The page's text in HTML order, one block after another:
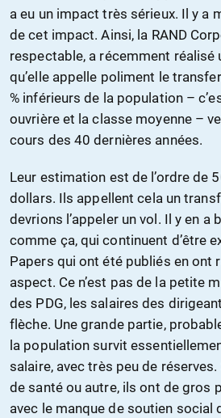
a eu un impact très sérieux. Il y a
de cet impact. Ainsi, la RAND
respectable, a récemment réalisé
qu’elle appelle poliment le
% inférieurs de la population –
ouvrière et la classe moyenne –
cours des 40 dernières années.
Leur estimation est de l’ordre de
dollars. Ils appellent cela un
devrions l’appeler un vol. Il y en a
comme ça, qui continuent d’être
Papers qui ont été publiés en ont
aspect. Ce n’est pas de la petite
des PDG, les salaires des
flèche. Une grande partie,
la population survit
salaire, avec très peu de
de santé ou autre, ils ont de gros
avec le manque de soutien social